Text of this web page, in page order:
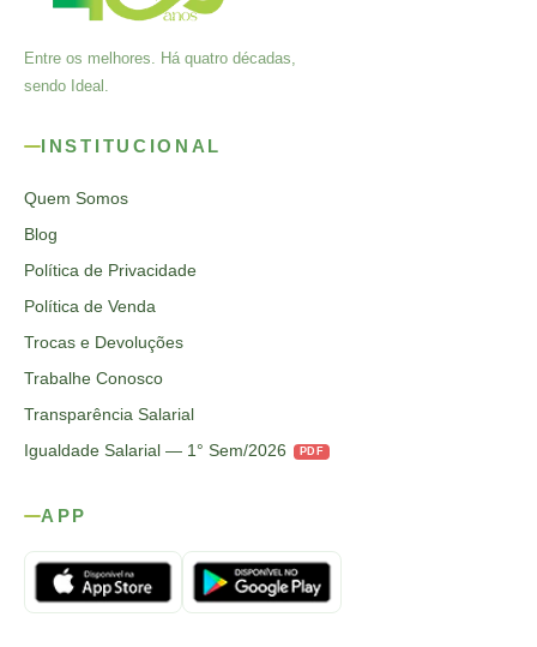
Entre os melhores. Há quatro décadas,
sendo Ideal.
INSTITUCIONAL
Quem Somos
Blog
Política de Privacidade
Política de Venda
Trocas e Devoluções
Trabalhe Conosco
Transparência Salarial
Igualdade Salarial — 1° Sem/2026
PDF
APP